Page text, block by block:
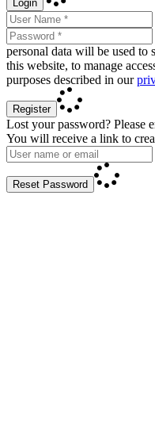
Login
personal data will be used to
this website, to manage
purposes described in our
Register
Lost your password? Please
You will receive a link to
Reset Password